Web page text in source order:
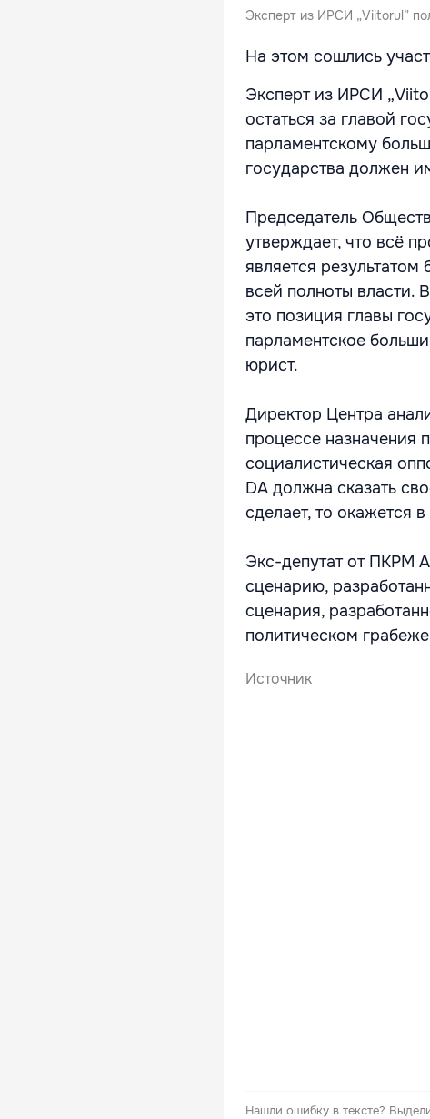
Эксперт из ИРСИ „Viitorul”
На этом сошлись
Эксперт из ИРСИ
остаться за главой
парламентскому
государства должен
Председатель
утверждает, что всё
является результатом
всей полноты власти.
это позиция главы
парламентское
юрист.
Директор Центра
процессе назначения
социалистическая
DA должна сказать
сделает, то окажется
Экс-депутат от ПКРМ
сценарию,
сценария,
политическом
Источник
Нашли ошибку в тексте?